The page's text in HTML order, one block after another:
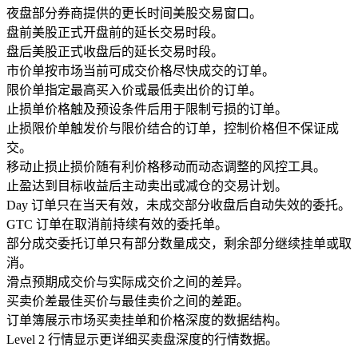
夜盘部分券商提供的更长时间美股交易窗口。
盘前美股正式开盘前的延长交易时段。
盘后美股正式收盘后的延长交易时段。
市价单按市场当前可成交价格尽快成交的订单。
限价单指定最高买入价或最低卖出价的订单。
止损单价格触及预设条件后用于限制亏损的订单。
止损限价单触发价与限价结合的订单，控制价格但不保证成
交。
移动止损 止损价随有利价格移动而动态调整的风控工具。
止盈达到目标收益后主动卖出或减仓的交易计划。
Day 订单只在当天有效，未成交部分收盘后自动失效的委托。
GTC 订单在取消前持续有效的委托单。
部分成交委托订单只有部分数量成交，剩余部分继续挂单或取
消。
滑点预期成交价与实际成交价之间的差异。
买卖价差最佳买价与最佳卖价之间的差距。
订单簿展示市场买卖挂单和价格深度的数据结构。
Level 2 行情显示更详细买卖盘深度的行情数据。